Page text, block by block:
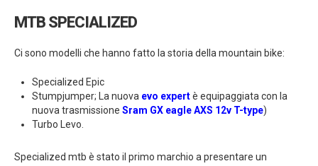
MTB SPECIALIZED
Ci sono modelli che hanno fatto la storia della mountain bike:
Specialized Epic
Stumpjumper; La nuova evo expertè equipaggiata con la
nuova trasmissione Sram GX eagle AXS 12v T-type)
Turbo Levo.
Specialized mtb è stato il primo marchio a presentare un